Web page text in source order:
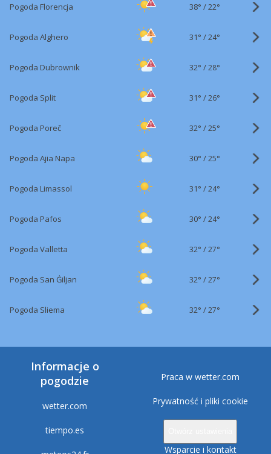
Pogoda Florencja 38° /22°
Pogoda Alghero 31° /24°
Pogoda Dubrownik 32° /28°
Pogoda Split 31° /26°
Pogoda Poreč 32° /25°
Pogoda Ajia Napa 30° /25°
Pogoda Limassol 31° /24°
Pogoda Pafos 30° /24°
Pogoda Valletta 32° /27°
Pogoda San Ġiljan 32° /27°
Pogoda Sliema 32° /27°
Informacje o
pogodzie
wetter.com
tiempo.es
Praca w wetter.com
Prywatność i pliki cookie
Wsparcie i kontakt